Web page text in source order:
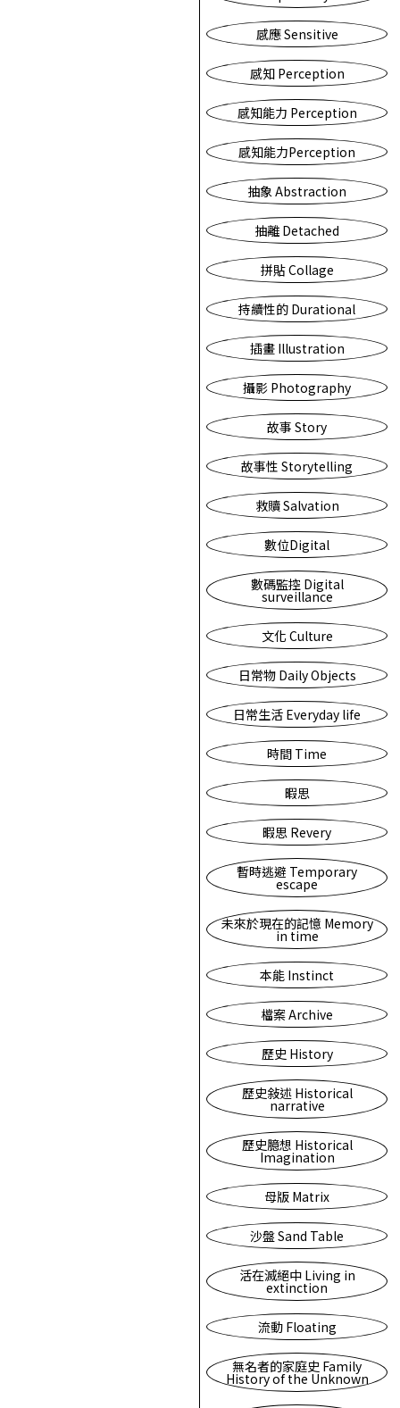
感應 Sensitive
感知 Perception
感知能力 Perception
感知能力Perception
抽象 Abstraction
抽離 Detached
拼貼 Collage
持續性的 Durational
插畫 Illustration
攝影 Photography
故事 Story
故事性 Storytelling
救贖 Salvation
數位Digital
數碼監控 Digital
surveillance
文化 Culture
日常物 Daily Objects
日常生活 Everyday life
時間 Time
暇思
暇思 Revery
暫時逃避 Temporary
escape
未來於現在的記憶 Memory
in time
本能 Instinct
檔案 Archive
歷史 History
歷史敍述 Historical
narrative
歷史臆想 Historical
Imagination
母版 Matrix
沙盤 Sand Table
活在滅絕中 Living in
extinction
流動 Floating
無名者的家庭史 Family
History of the Unknown